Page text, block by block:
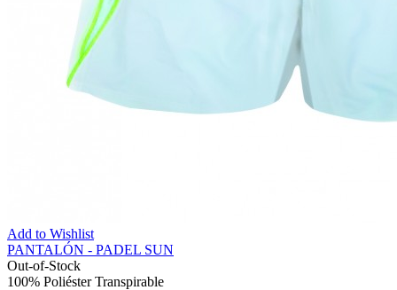
Add to Wishlist
PANTALÓN - PADEL SUN
Out-of-Stock
100% Poliéster Transpirable